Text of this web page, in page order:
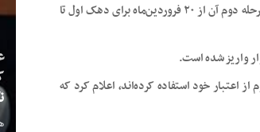
پروتئین و خواربار به حساب سرپرستان خانوار واریز شده است که مرحله دوم آن از ۲۰ فروردین‌ماه برای دهک اول تا
واریز شده است.
در مرحله دوم از اعتبار خود استفاده کرده‌اند، اعلام کرد که